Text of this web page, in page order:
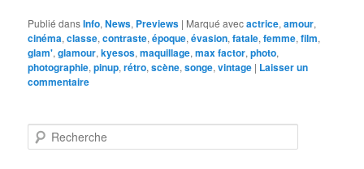
Publié dansInfo,News, Previews | Marqué avecactrice,amour,
cinéma,classe,contraste,époque,évasion,fatale,femme,film,
glam',glamour,kyesos,maquillage,max factor,photo,
photographie,pinup,rétro,scène,songe,vintage | Laisser un
commentaire
e